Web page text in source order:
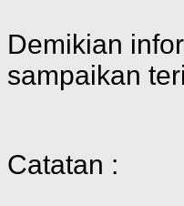
Demikian
sampaikan
Catatan :